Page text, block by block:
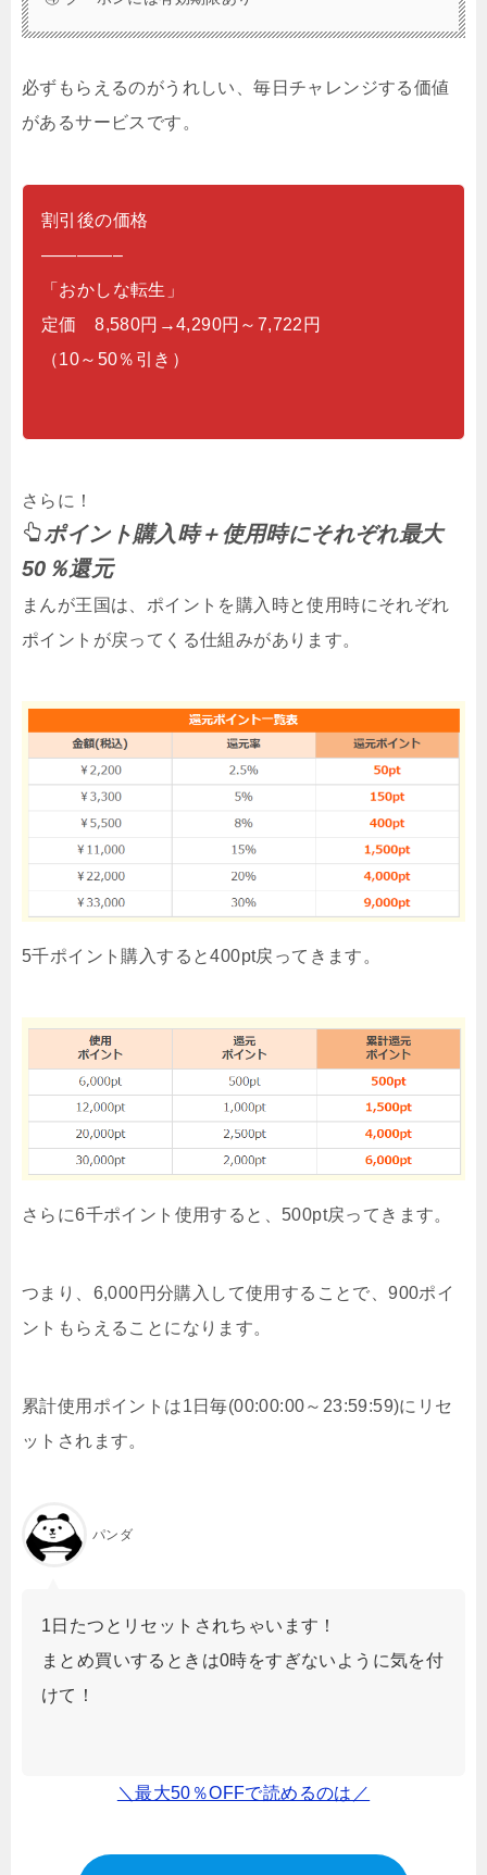
必ずもらえるのがうれしい、毎日チャレンジする価値
があるサービスです。
割引後の価格
————–
「おかしな転生」
定価 8,580円→4,290円～7,722円
（10～50％引き）
さらに！
ポイント購入時＋使用時にそれぞれ最大
50％還元
まんが王国は、ポイントを購入時と使用時にそれぞれ
ポイントが戻ってくる仕組みがあります。
5千ポイント購入すると400pt戻ってきます。
さらに6千ポイント使用すると、500pt戻ってきます。
つまり、6,000円分購入して使用することで、900ポイ
ントもらえることになります。
累計使用ポイントは1日毎(00:00:00～23:59:59)にリセ
ットされます。
パンダ
1日たつとリセットされちゃいます！
まとめ買いするときは0時をすぎないように気を付
けて！
＼最大50％OFFで読めるのは／